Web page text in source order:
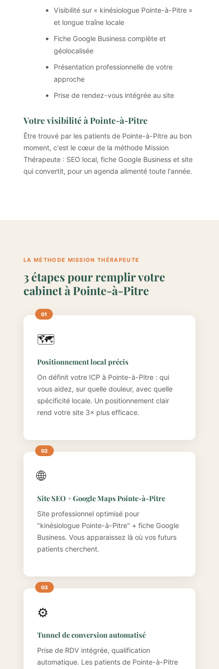
Visibilité sur « kinésiologue Pointe-à-Pitre »
et longue traîne locale
Fiche Google Business complète et
géolocalisée
Présentation professionnelle de votre
approche
Prise de rendez-vous intégrée au site
Votre visibilité à Pointe-à-Pitre
Être trouvé par les patients de Pointe-à-Pitre au bon
moment, c'est le cœur de la méthode Mission
Thérapeute : SEO local, fiche Google Business et site
qui convertit, pour un agenda alimenté toute l'année.
LA MÉTHODE MISSION THÉRAPEUTE
3 étapes pour remplir votre
cabinet à Pointe-à-Pitre
🗺️
Positionnement local précis
On définit votre ICP à Pointe-à-Pitre : qui
vous aidez, sur quelle douleur, avec quelle
spécificité locale. Un positionnement clair
rend votre site 3× plus efficace.
🌐
Site SEO + Google Maps Pointe-à-Pitre
Site professionnel optimisé pour
"kinésiologue Pointe-à-Pitre" + fiche Google
Business. Vous apparaissez là où vos futurs
patients cherchent.
⚙️
Tunnel de conversion automatisé
Prise de RDV intégrée, qualification
automatique. Les patients de Pointe-à-Pitre